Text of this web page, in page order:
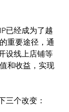
已经成为了越
重要途径，通
设线上店铺等
和收益，实现
三个改变：